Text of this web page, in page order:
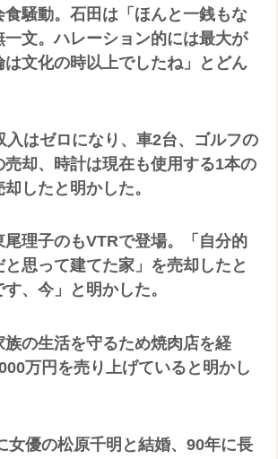
食騒動。石田は「ほんと一銭もな
一文。ハレーション的には最大が
は文化の時以上でしたね」とどん
入はゼロになり、車2台、ゴルフの
売却、時計は現在も使用する1本の
したと明かした。
尾理子のもVTRで登場。「自分的
思って建てた家」を売却したと
、今」と明かした。
族の生活を守るため焼肉店を経
万円を売り上げていると明かし
女優の松原千明と結婚、90年に長